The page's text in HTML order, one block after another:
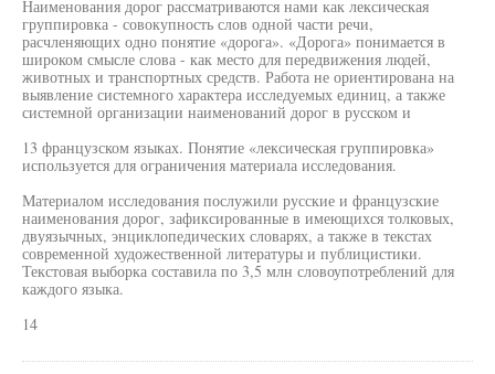
Наименования дорог рассматриваются нами как лексическая
группировка - совокупность слов одной части речи,
расчленяющих одно понятие «дорога». «Дорога» понимается в
широком смысле слова - как место для передвижения людей,
животных и транспортных средств. Работа не ориентирована на
выявление системного характера исследуемых единиц, а также
системной организации наименований дорог в русском и
13 французском языках. Понятие «лексическая группировка»
используется для ограничения материала исследования.
Материалом исследования послужили русские и французские
наименования дорог, зафиксированные в имеющихся толковых,
двуязычных, энциклопедических словарях, а также в текстах
современной художественной литературы и публицистики.
Текстовая выборка составила по 3,5 млн словоупотреблений для
каждого языка.
14